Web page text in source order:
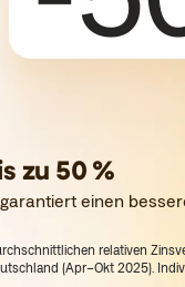
zu 50 %
einen
relativen
(Apr–Okt 2025).